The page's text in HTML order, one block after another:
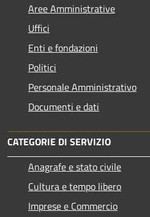
Aree Amministrative
Uffici
Enti e fondazioni
Politici
Personale Amministrativo
Documenti e dati
CATEGORIE DI SERVIZIO
Anagrafe e stato civile
Cultura e tempo libero
Imprese e Commercio